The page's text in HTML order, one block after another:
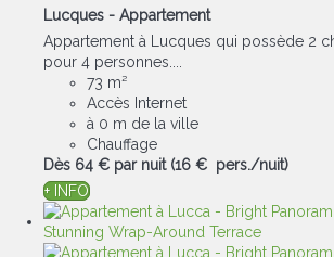
Lucques - Appartement
Appartement à Lucques qui possède 2
pour 4 personnes....
73 m²
Accès Internet
à 0 m de la ville
Chauffage
Dès 64 € par nuit (16 € pers./nuit)
+ INFO